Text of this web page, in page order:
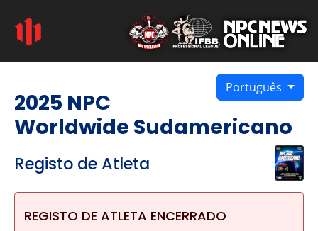
Português
2025 NPC
Worldwide Sudamericano
Registo de Atleta
REGISTO DE ATLETA ENCERRADO